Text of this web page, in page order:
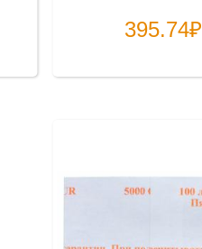
395.74₽